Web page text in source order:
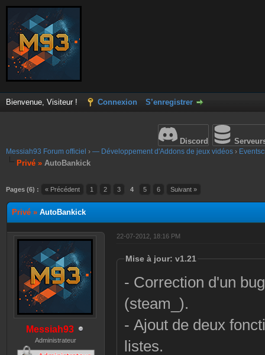
Bienvenue, Visiteur ! Connexion S’enregistrer
Discord
Messiah93 Forum officiel › — Développement d'Addons de jeux vidéos ›
Privé » AutoBankick
Pages (6) : « Précédent 1 2 3 4 5 6 Suivant »
Privé » AutoBankick
Messiah93
Administrateur
22-07-2012, 18:16 PM
Mise à jour: v1.21
- Correction d'un
(steam_).
- Ajout de deux
listes.